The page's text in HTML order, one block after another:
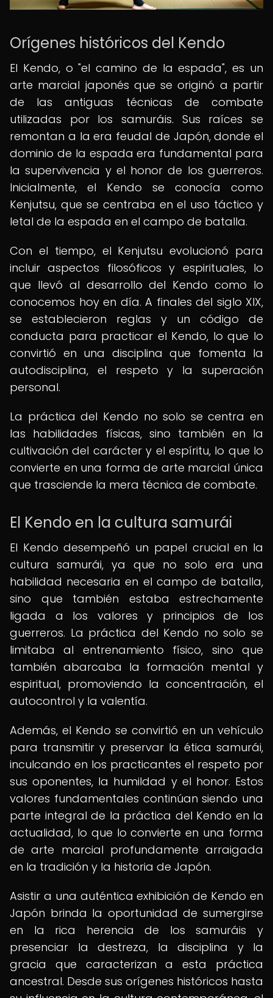
Orígenes históricos del Kendo
El Kendo, o "el camino de la espada", es un
arte marcial japonés que se originó a partir
de las antiguas técnicas de combate
utilizadas por los samuráis. Sus raíces se
remontan a la era feudal de Japón, donde el
dominio de la espada era fundamental para
la supervivencia y el honor de los guerreros.
Inicialmente, el Kendo se conocía como
Kenjutsu, que se centraba en el uso táctico y
letal de la espada en el campo de batalla.
Con el tiempo, el Kenjutsu evolucionó para
incluir aspectos filosóficos y espirituales, lo
que llevó al desarrollo del Kendo como lo
conocemos hoy en día. A finales del siglo XIX,
se establecieron reglas y un código de
conducta para practicar el Kendo, lo que lo
convirtió en una disciplina que fomenta la
autodisciplina, el respeto y la superación
personal.
La práctica del Kendo no solo se centra en
las habilidades físicas, sino también en la
cultivación del carácter y el espíritu, lo que lo
convierte en una forma de arte marcial única
que trasciende la mera técnica de combate.
El Kendo en la cultura samurái
El Kendo desempeñó un papel crucial en la
cultura samurái, ya que no solo era una
habilidad necesaria en el campo de batalla,
sino que también estaba estrechamente
ligada a los valores y principios de los
guerreros. La práctica del Kendo no solo se
limitaba al entrenamiento físico, sino que
también abarcaba la formación mental y
espiritual, promoviendo la concentración, el
autocontrol y la valentía.
Además, el Kendo se convirtió en un vehículo
para transmitir y preservar la ética samurái,
inculcando en los practicantes el respeto por
sus oponentes, la humildad y el honor. Estos
valores fundamentales continúan siendo una
parte integral de la práctica del Kendo en la
actualidad, lo que lo convierte en una forma
de arte marcial profundamente arraigada
en la tradición y la historia de Japón.
Asistir a una auténtica exhibición de Kendo en
Japón brinda la oportunidad de sumergirse
en la rica herencia de los samuráis y
presenciar la destreza, la disciplina y la
gracia que caracterizan a esta práctica
ancestral. Desde sus orígenes históricos hasta